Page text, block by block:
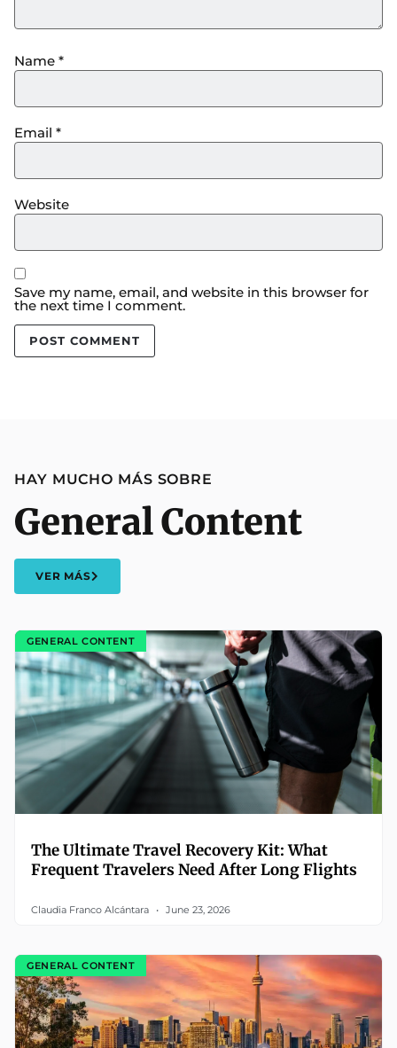
Name *
Email *
Website
Save my name, email, and website in this browser for
the next time I comment.
HAY MUCHO MÁS SOBRE
General Content
VER MÁS
GENERAL CONTENT
The Ultimate Travel Recovery Kit: What
Frequent Travelers Need After Long Flights
Claudia Franco Alcántara June 23, 2026
GENERAL CONTENT